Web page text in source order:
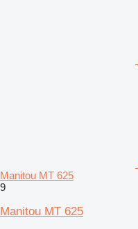
Manitou MT 625
9
Manitou MT 625